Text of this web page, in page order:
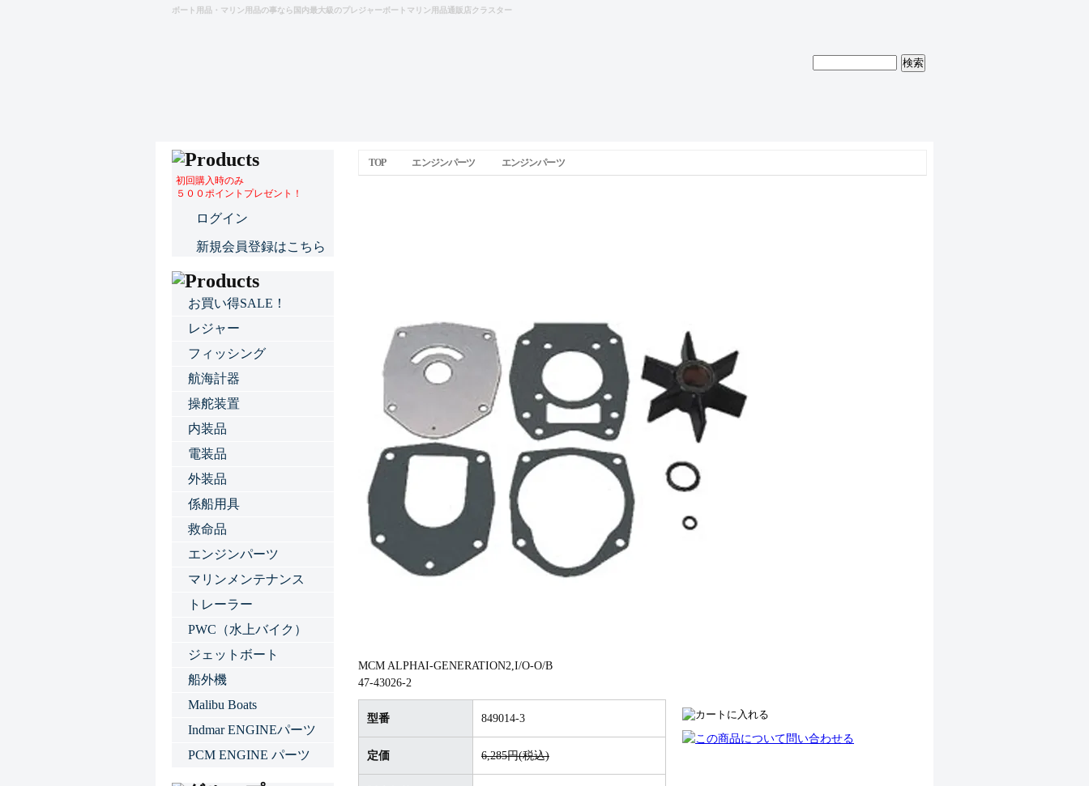
ボート用品・マリン用品の事なら国内最大級のプレジャーボートマリン用品通販店クラスター
TOP エンジンパーツ エンジンパーツ
MCM ALPHAI-GENERATION2,I/O-O/B
47-43026-2
型番 849014-3
定価 6,285円(税込)
初回購入時のみ
５００ポイントプレゼント！
ログイン
新規会員登録はこちら
お買い得SALE！
レジャー
フィッシング
航海計器
操舵装置
内装品
電装品
外装品
係船用具
救命品
エンジンパーツ
マリンメンテナンス
トレーラー
PWC（水上バイク）
ジェットボート
船外機
Malibu Boats
Indmar ENGINEパーツ
PCM ENGINE パーツ